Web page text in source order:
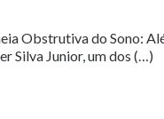
Obstrutiva do Sono:
Silva Junior, um dos (…)